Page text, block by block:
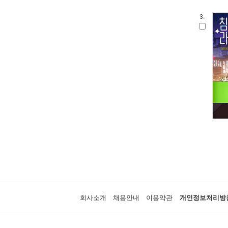
3.
회사소개 채용안내 이용약관 개인정보처리방